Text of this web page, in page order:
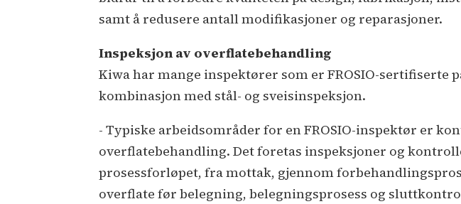
samt å redusere antall modifikasjoner og reparasjoner.
Inspeksjon av overflatebehandling
Kiwa har mange inspektører som er FROSIO-sertifiserte
kombinasjon med stål- og sveisinspeksjon.
- Typiske arbeidsområder for en FROSIO-inspektør er
overflatebehandling. Det foretas inspeksjoner og
prosessforløpet, fra mottak, gjennom
overflate før belegning, belegningsprosess og